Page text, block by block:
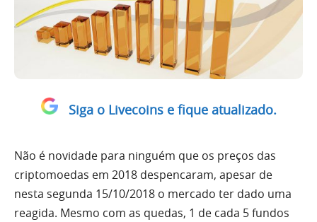
Siga o Livecoins e fique atualizado.
Não é novidade para ninguém que os preços das
criptomoedas em 2018 despencaram, apesar de
nesta segunda 15/10/2018 o mercado ter dado uma
reagida. Mesmo com as quedas, 1 de cada 5 fundos